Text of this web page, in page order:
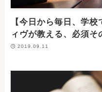
【今日から毎日、学
ィヴが教える、必須そ
2019.09.11